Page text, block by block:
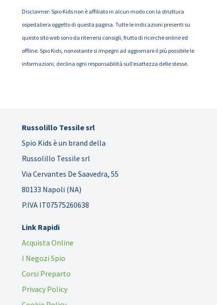
Disclaimer: Spio Kids non è affiliato in alcun modo con la struttura
ospedaliera oggetto di questa pagina. Tutte le indicazioni presenti su
questo sito web sono da ritenersi consigli, frutto di ricerche online ed
offline. Spio Kids, nonostante si impegni ad aggiornare il più possibile le
informazioni, declina ogni responsabilità sull’esattezza delle stesse.
Russolillo Tessile srl
Spio Kids è un brand della
Russolillo Tessile srl
Via Cervantes De Saavedra, 55
80133 Napoli (NA)
P.IVA IT07575260638
Link Rapidi
Acquista Online
I Negozi Spio
Corsi Preparto
Privacy Policy